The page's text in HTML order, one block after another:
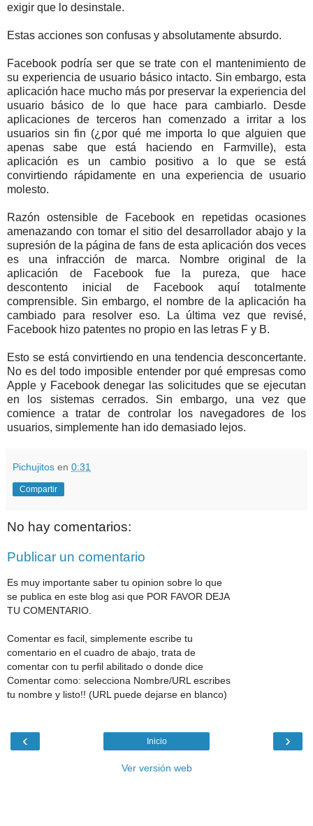
exigir que lo desinstale.
Estas acciones son confusas y absolutamente absurdo.
Facebook podría ser que se trate con el mantenimiento de
su experiencia de usuario básico intacto. Sin embargo, esta
aplicación hace mucho más por preservar la experiencia del
usuario básico de lo que hace para cambiarlo. Desde
aplicaciones de terceros han comenzado a irritar a los
usuarios sin fin (¿por qué me importa lo que alguien que
apenas sabe que está haciendo en Farmville), esta
aplicación es un cambio positivo a lo que se está
convirtiendo rápidamente en una experiencia de usuario
molesto.
Razón ostensible de Facebook en repetidas ocasiones
amenazando con tomar el sitio del desarrollador abajo y la
supresión de la página de fans de esta aplicación dos veces
es una infracción de marca. Nombre original de la
aplicación de Facebook fue la pureza, que hace
descontento inicial de Facebook aquí totalmente
comprensible. Sin embargo, el nombre de la aplicación ha
cambiado para resolver eso. La última vez que revisé,
Facebook hizo patentes no propio en las letras F y B.
Esto se está convirtiendo en una tendencia desconcertante.
No es del todo imposible entender por qué empresas como
Apple y Facebook denegar las solicitudes que se ejecutan
en los sistemas cerrados. Sin embargo, una vez que
comience a tratar de controlar los navegadores de los
usuarios, simplemente han ido demasiado lejos.
Pichujitos en 0:31
Compartir
No hay comentarios:
Publicar un comentario
Es muy importante saber tu opinion sobre lo que
se publica en este blog asi que POR FAVOR DEJA
TU COMENTARIO.
Comentar es facil, simplemente escribe tu
comentario en el cuadro de abajo, trata de
comentar con tu perfil abilitado o donde dice
Comentar como: selecciona Nombre/URL escribes
tu nombre y listo!! (URL puede dejarse en blanco)
‹ ›
Inicio
Ver versión web